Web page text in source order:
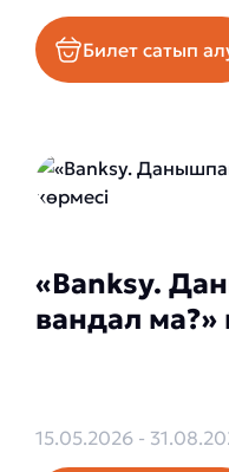
Билет сатып
«Banksy.
вандал ма?»
15.05.2026 -